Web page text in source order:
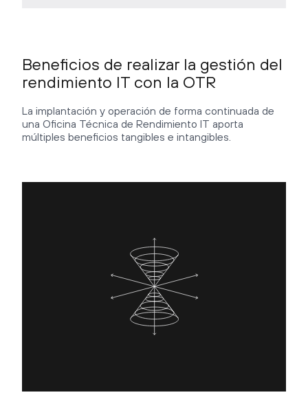
Beneficios de realizar la gestión del
rendimiento IT con la OTR
La implantación y operación de forma continuada de
una Oficina Técnica de Rendimiento IT aporta
múltiples beneficios tangibles e intangibles.